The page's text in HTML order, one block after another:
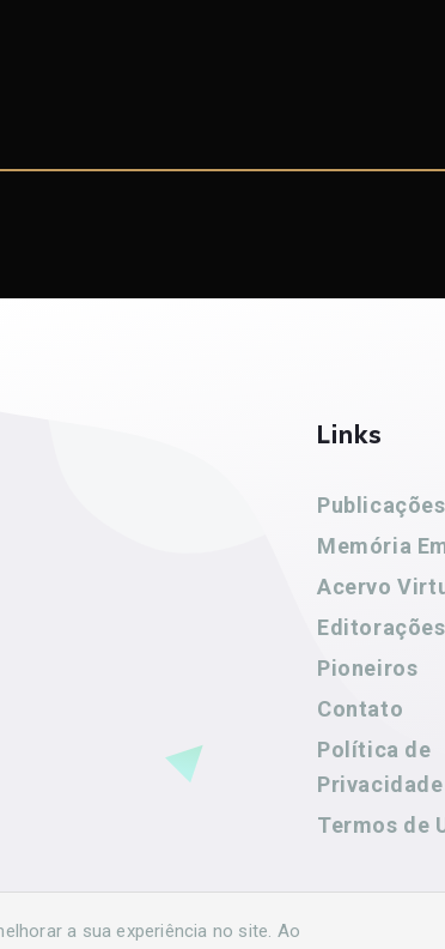
Links
Publicações
Memória
Acervo
Editorações
Pioneiros
Contato
Política de
Privacidade
Termos de
a sua experiência no site. Ao